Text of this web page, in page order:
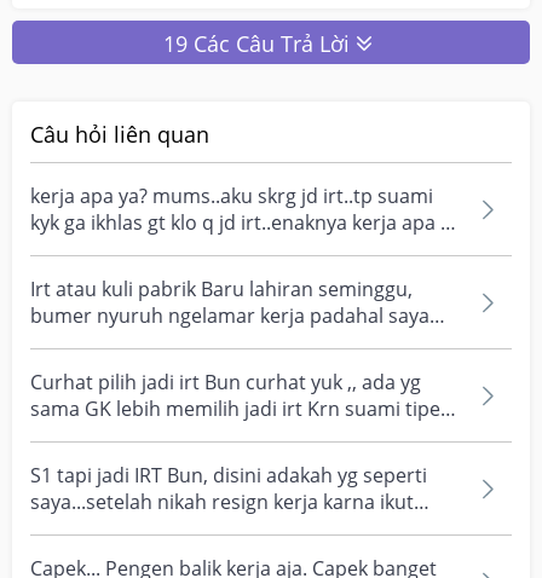
19 Các Câu Trả Lời
Câu hỏi liên quan
kerja apa ya? mums..aku skrg jd irt..tp suami
kyk ga ikhlas gt klo q jd irt..enaknya kerja apa ya
mu...
Irt atau kuli pabrik Baru lahiran seminggu,
bumer nyuruh ngelamar kerja padahal saya
nya ga mau ngel...
Curhat pilih jadi irt Bun curhat yuk ,, ada yg
sama GK lebih memilih jadi irt Krn suami tipe
yg ,ker...
S1 tapi jadi IRT Bun, disini adakah yg seperti
saya...setelah nikah resign kerja karna ikut
suami yg...
Capek... Pengen balik kerja aja. Capek banget